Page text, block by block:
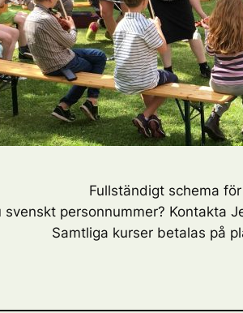
Fullständigt schema
svenskt personnummer? Kontakta
Samtliga kurser betalas på